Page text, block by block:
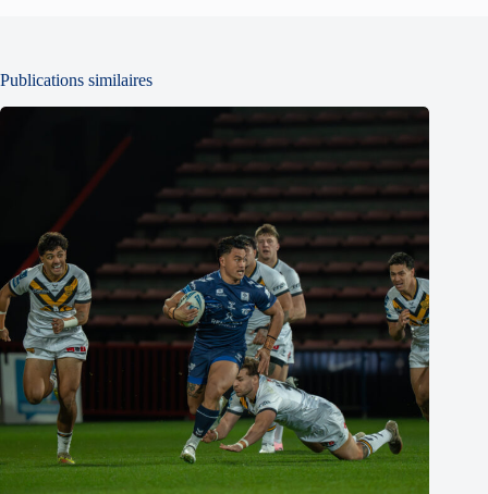
Publications similaires